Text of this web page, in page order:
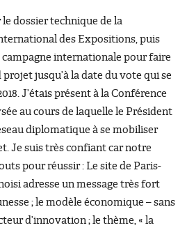
dossier technique de la
des Expositions, puis
internationale pour faire
jusqu’à la date du vote qui se
J’étais présent à la Conférence
au cours de laquelle le Président
diplomatique à se mobiliser
Je suis très confiant car notre
pour réussir : Le site de Paris-
adresse un message très fort
; le modèle économique – sans
d’innovation ; le thème, « la